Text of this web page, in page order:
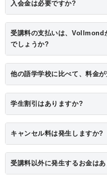
入会金は必要ですか?
受講料の支払いは、Vollmond
でしょうか?
他の語学学校に比べて、料金
学生割引はありますか?
キャンセル料は発生しますか?
受講料以外に発生するお金はあ